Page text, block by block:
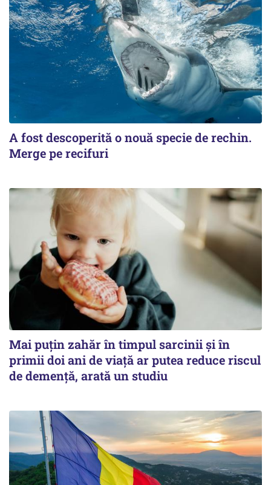
A fost descoperită o nouă specie de rechin.
Merge pe recifuri
Mai puțin zahăr în timpul sarcinii și în
primii doi ani de viață ar putea reduce riscul
de demență, arată un studiu